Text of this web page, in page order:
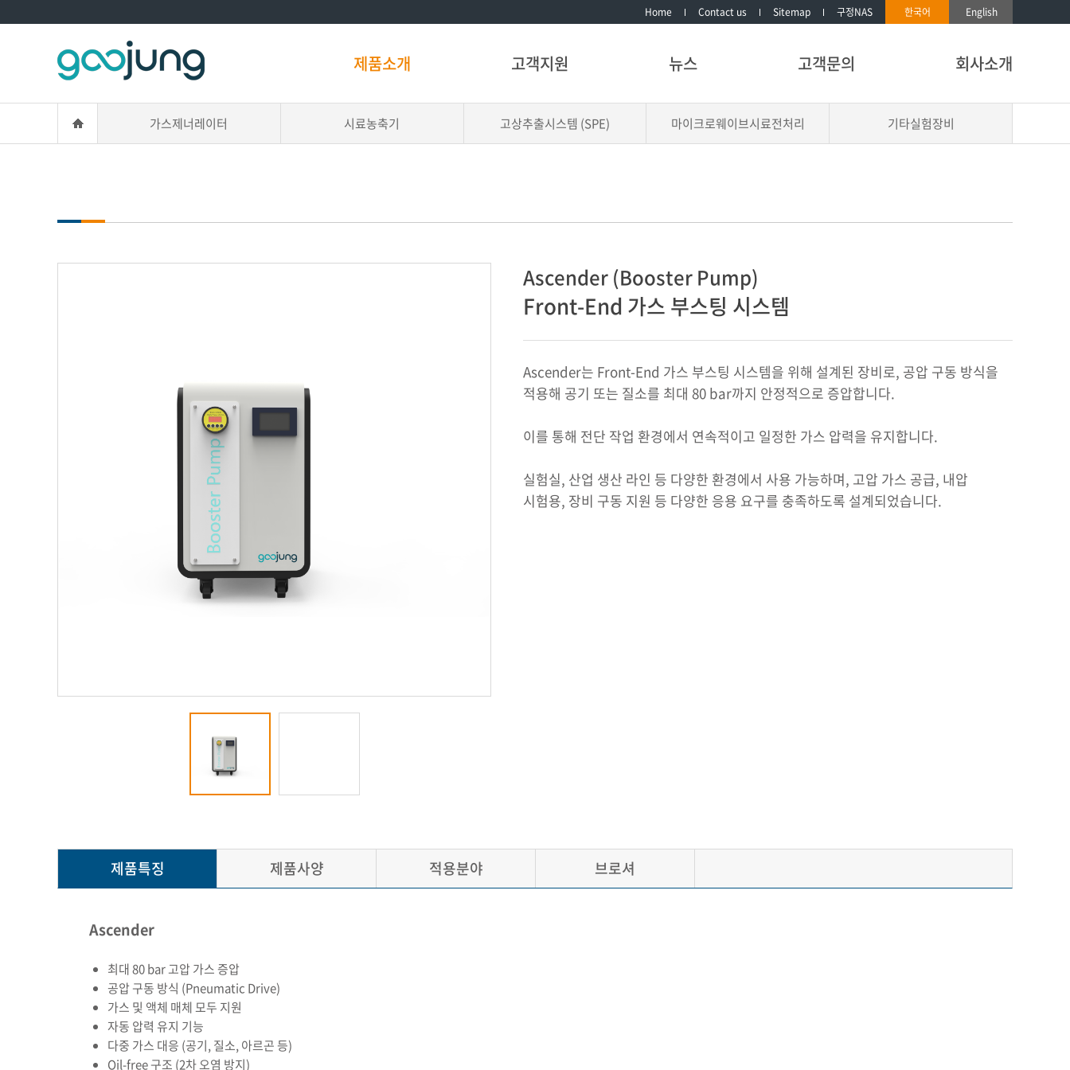
Home Contact us Sitemap 구정NAS 한국어 English
제품소개 고객지원 뉴스 고객문의 회사소개
가스제너레이터 시료농축기 고상추출시스템 (SPE) 마이크로웨이브시료전처리 기타실험장비
Ascender (Booster Pump)
Front-End 가스 부스팅 시스템
Ascender는 Front-End 가스 부스팅 시스템을 위해 설계된 장비로, 공압 구동 방식을
적용해 공기 또는 질소를 최대 80 bar까지 안정적으로 증압합니다.
이를 통해 전단 작업 환경에서 연속적이고 일정한 가스 압력을 유지합니다.
실험실, 산업 생산 라인 등 다양한 환경에서 사용 가능하며, 고압 가스 공급, 내압
시험용, 장비 구동 지원 등 다양한 응용 요구를 충족하도록 설계되었습니다.
제품특징 제품사양 적용분야 브로셔
Ascender
최대 80 bar 고압 가스 증압
공압 구동 방식 (Pneumatic Drive)
가스 및 액체 매체 모두 지원
자동 압력 유지 기능
다중 가스 대응 (공기, 질소, 아르곤 등)
Oil-free 구조 (2차 오염 방지)